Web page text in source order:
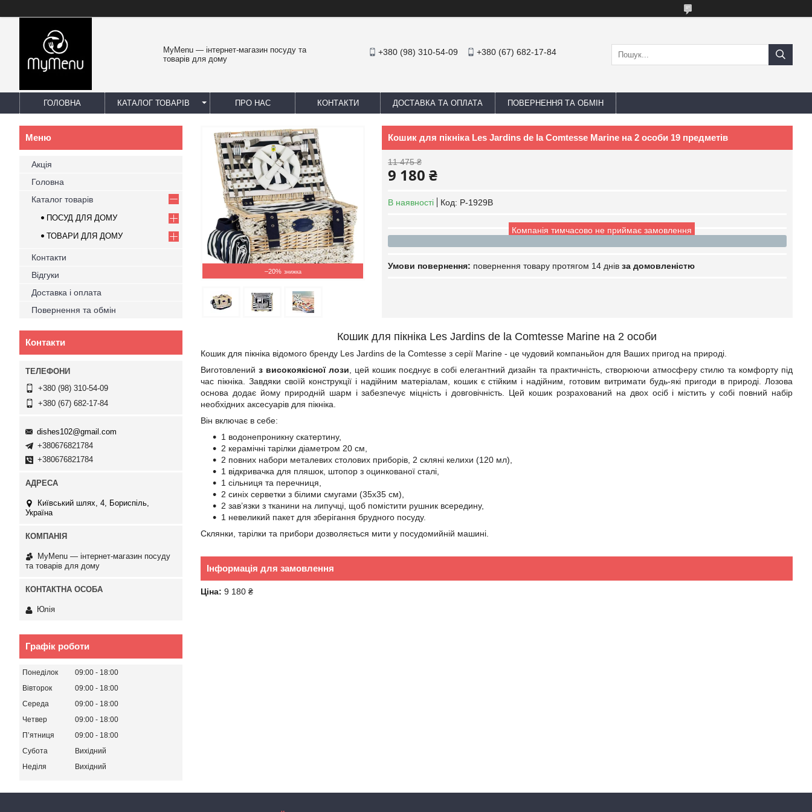
MyMenu — інтернет-магазин посуду та
товарів для дому
+380 (98) 310-54-09 +380 (67) 682-17-84
ГОЛОВНА КАТАЛОГ ТОВАРІВ ПРО НАС КОНТАКТИ ДОСТАВКА ТА ОПЛАТА ПОВЕРНЕННЯ ТА ОБМІН
–20%
Кошик для пікніка Les Jardins de la Comtesse Marine на 2 особи 19 предметів
11 475 ₴
9 180 ₴
В наявності Код: P-1929B
Компанія тимчасово не приймає замовлення
повернення товару протягом 14 днів за домовленістю
Кошик для пікніка Les Jardins de la Comtesse Marine на 2 особи
Кошик для пікніка відомого бренду Les Jardins de la Comtesse з серії Marine - це чудовий компаньйон для Ваших пригод на природі.
Виготовлений з високоякісної лози , цей кошик поєднує в собі елегантний дизайн та практичність, створюючи атмосферу стилю та комфорту під
час пікніка. Завдяки своїй конструкції і надійним матеріалам, кошик є стійким і надійним, готовим витримати будь-які пригоди в природі. Лозова
основа додає йому природній шарм і забезпечує міцність і довговічність. Цей кошик розрахований на двох осіб і містить у собі повний набір
необхідних аксесуарів для пікніка.
Він включає в себе:
1 водонепроникну скатертину,
2 керамічні тарілки діаметром 20 см,
2 повних набори металевих столових приборів, 2 скляні келихи (120 мл),
1 відкривачка для пляшок, штопор з оцинкованої сталі,
1 сільниця та перечниця,
2 синіх серветки з білими смугами (35х35 см),
2 зав’язки з тканини на липучці, щоб помістити рушник всередину,
1 невеликий пакет для зберігання брудного посуду.
Склянки, тарілки та прибори дозволяється мити у посудомийній машині.
Інформація для замовлення
Ціна: 9 180 ₴
Акція
Головна
Каталог товарів
ПОСУД ДЛЯ ДОМУ
ТОВАРИ ДЛЯ ДОМУ
Контакти
Відгуки
Доставка і оплата
Повернення та обмін
Контакти
+380 (98) 310-54-09
+380 (67) 682-17-84
dishes102@gmail.com
+380676821784
+380676821784
Київський шлях, 4, Бориспіль,
Україна
MyMenu — інтернет-магазин посуду
та товарів для дому
Юлія
Графік роботи
Понеділок 09:00
18:00
Вівторок
09:00
18:00
Середа
09:00
18:00
Четвер
09:00
18:00
Пʼятниця
09:00
18:00
Субота
Вихідний
Неділя
Вихідний